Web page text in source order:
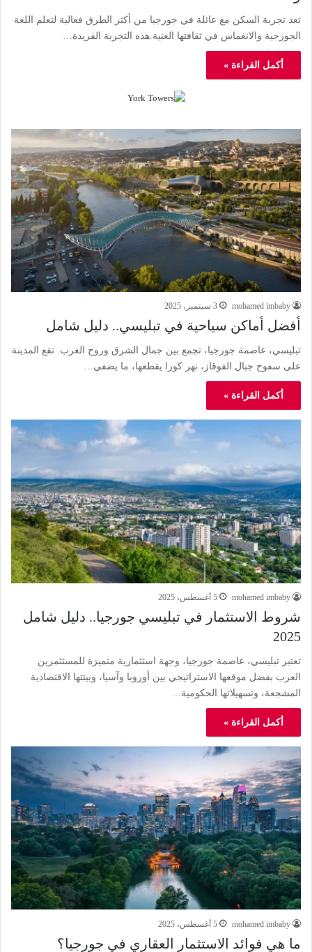
تعد تجربة السكن مع عائلة في جورجيا من أكثر الطرق فعالية لتعلم اللغة
الجورجية والانغماس في ثقافتها الغنية.هذه التجربة الفريدة…
أكمل القراءة »
mohamed imbaby 3 سبتمبر، 2025
أفضل أماكن سياحية في تبليسي.. دليل شامل
تبليسي، عاصمة جورجيا، تجمع بين جمال الشرق وروح الغرب. تقع المدينة
على سفوح جبال القوقاز، نهر كورا يقطعها، ما يضفي…
أكمل القراءة »
mohamed imbaby 5 أغسطس، 2025
شروط الاستثمار في تبليسي جورجيا.. دليل شامل
2025
تعتبر تبليسي، عاصمة جورجيا، وجهة استثمارية متميزة للمستثمرين
العرب بفضل موقعها الاستراتيجي بين أوروبا وآسيا، وبيئتها الاقتصادية
المشجعة، وتسهيلاتها الحكومية…
أكمل القراءة »
mohamed imbaby 5 أغسطس، 2025
ما هي فوائد الاستثمار العقاري في جورجيا؟